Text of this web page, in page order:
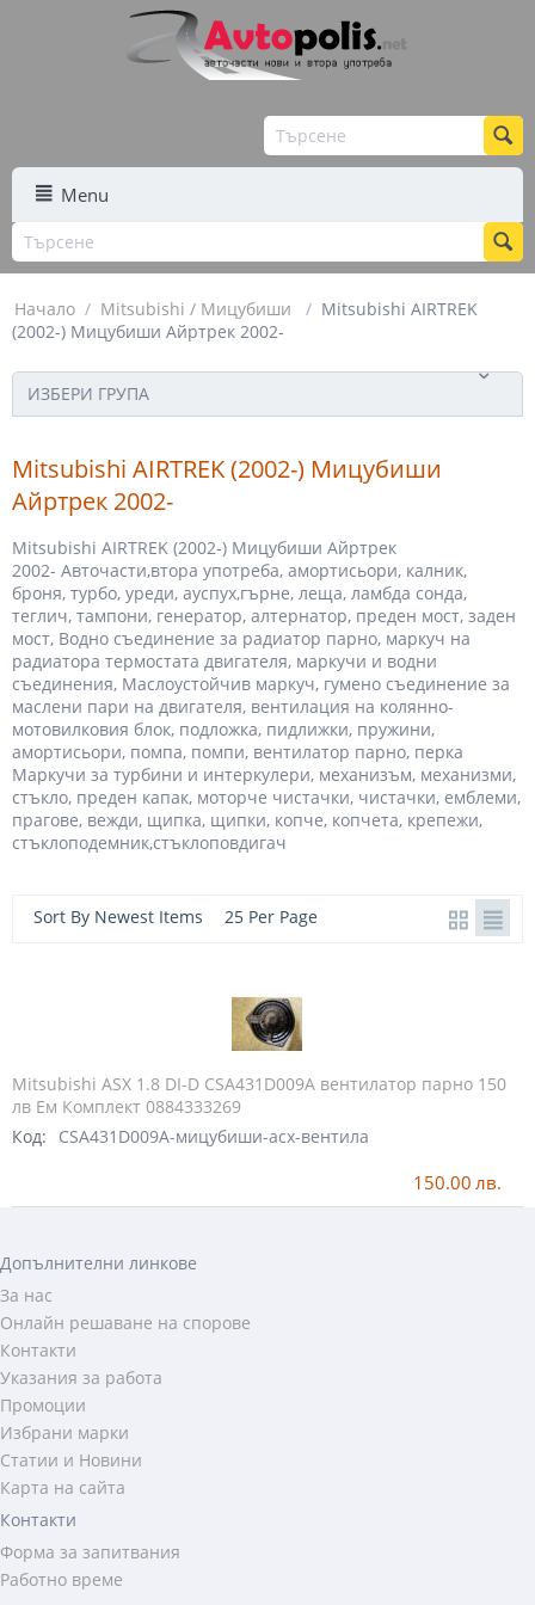
Menu
Начало / Mitsubishi / Мицубиши / Mitsubishi AIRTREK
(2002-) Мицубиши Айртрек 2002-
ИЗБЕРИ ГРУПА
Mitsubishi AIRTREK (2002-) Мицубиши
Айртрек 2002-
Mitsubishi AIRTREK (2002-) Мицубиши Айртрек
2002- Авточасти,втора употреба, амортисьори, калник,
броня, турбо, уреди, ауспух,гърне, леща, ламбда сонда,
теглич, тампони, генератор, алтернатор, преден мост, заден
мост, Водно съединение за радиатор парно, маркуч на
радиатора термостата двигателя, маркучи и водни
съединения, Маслоустойчив маркуч, гумено съединение за
маслени пари на двигателя, вентилация на колянно-
мотовилковия блок, подложка, пидлижки, пружини,
амортисьори, помпа, помпи, вентилатор парно, перка
Маркучи за турбини и интеркулери, механизъм, механизми,
стъкло, преден капак, моторче чистачки, чистачки, емблеми,
прагове, вежди, щипка, щипки, копче, копчета, крепежи,
стъклоподемник,стъклоповдигач
Sort By Newest Items 25 Per Page
Mitsubishi ASX 1.8 DI-D CSA431D009A вентилатор парно 150
лв Ем Комплект 0884333269
Код:
CSA431D009A-мицубиши-асх-вентила
150.00 лв.
Допълнителни линкове
За нас
Онлайн решаване на спорове
Контакти
Указания за работа
Промоции
Избрани марки
Статии и Новини
Карта на сайта
Контакти
Форма за запитвания
Работно време